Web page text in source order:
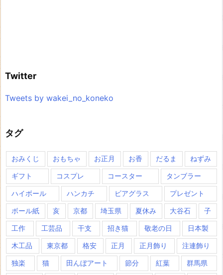
Twitter
Tweets by wakei_no_koneko
タグ
おみくじ おもちゃ お正月 お香 だるま ねずみ
ギフト コスプレ コースター タンブラー
ハイボール ハンカチ ビアグラス プレゼント
ボール紙 亥 京都 埼玉県 夏休み 大谷石 子
工作 工芸品 干支 招き猫 敬老の日 日本製
木工品 東京都 格安 正月 正月飾り 注連飾り
独楽 猫 田んぼアート 節分 紅葉 群馬県